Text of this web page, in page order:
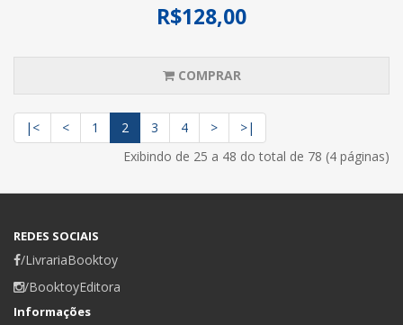
R$128,00
COMPRAR
|< < 1 2 3 4 >
>|
Exibindo de 25 a 48 do total de 78 (4 páginas)
REDES SOCIAIS
/LivrariaBooktoy
/BooktoyEditora
Informações